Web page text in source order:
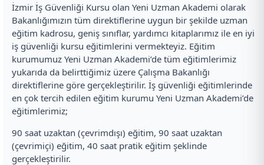
İzmir İş Güvenliği Kursu olan Yeni Uzman Akademi olarak
Bakanlığımızın tüm direktiflerine uygun bir şekilde uzman
eğitim kadrosu, geniş sınıflar, yardımcı kitaplarımız ile en iyi
iş güvenliği kursu eğitimlerini vermekteyiz. Eğitim
kurumumuz Yeni Uzman Akademi’de tüm eğitimlerimiz
yukarıda da belirttiğimiz üzere Çalışma Bakanlığı
direktiflerine göre gerçekleştirilir. İş güvenliği eğitimlerinde
en çok tercih edilen eğitim kurumu Yeni Uzman Akademi’de
eğitimlerimiz;
90 saat uzaktan (çevrimdışı) eğitim, 90 saat uzaktan
(çevrimiçi) eğitim, 40 saat pratik eğitim şeklinde
gerçekleştirilir.